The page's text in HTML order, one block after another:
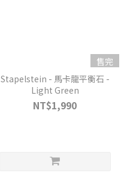
售完
Stapelstein - 馬卡龍平衡石 -
Light Green
NT$1,990